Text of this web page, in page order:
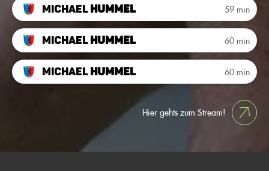
MichaelHummel 59 min
MichaelHummel 60 min
MichaelHummel 60 min
Hier gehts zum Stream!